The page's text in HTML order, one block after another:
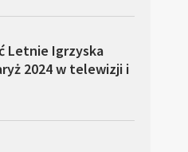
Letnie Igrzyska
2024 w telewizji i